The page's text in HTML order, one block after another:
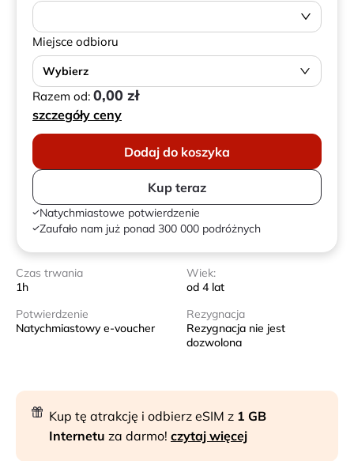
Miejsce odbioru
Wybierz
Razem od: 0,00 zł
szczegóły ceny
Dodaj do koszyka
Kup teraz
Natychmiastowe potwierdzenie
Zaufało nam już ponad 300 000 podróżnych
Czas trwania
1h
Wiek:
od 4 lat
Potwierdzenie
Natychmiastowy e-voucher
Rezygnacja
Rezygnacja nie jest
dozwolona
Kup tę atrakcję i odbierz eSIM z 1 GB
Internetu za darmo! czytaj więcej